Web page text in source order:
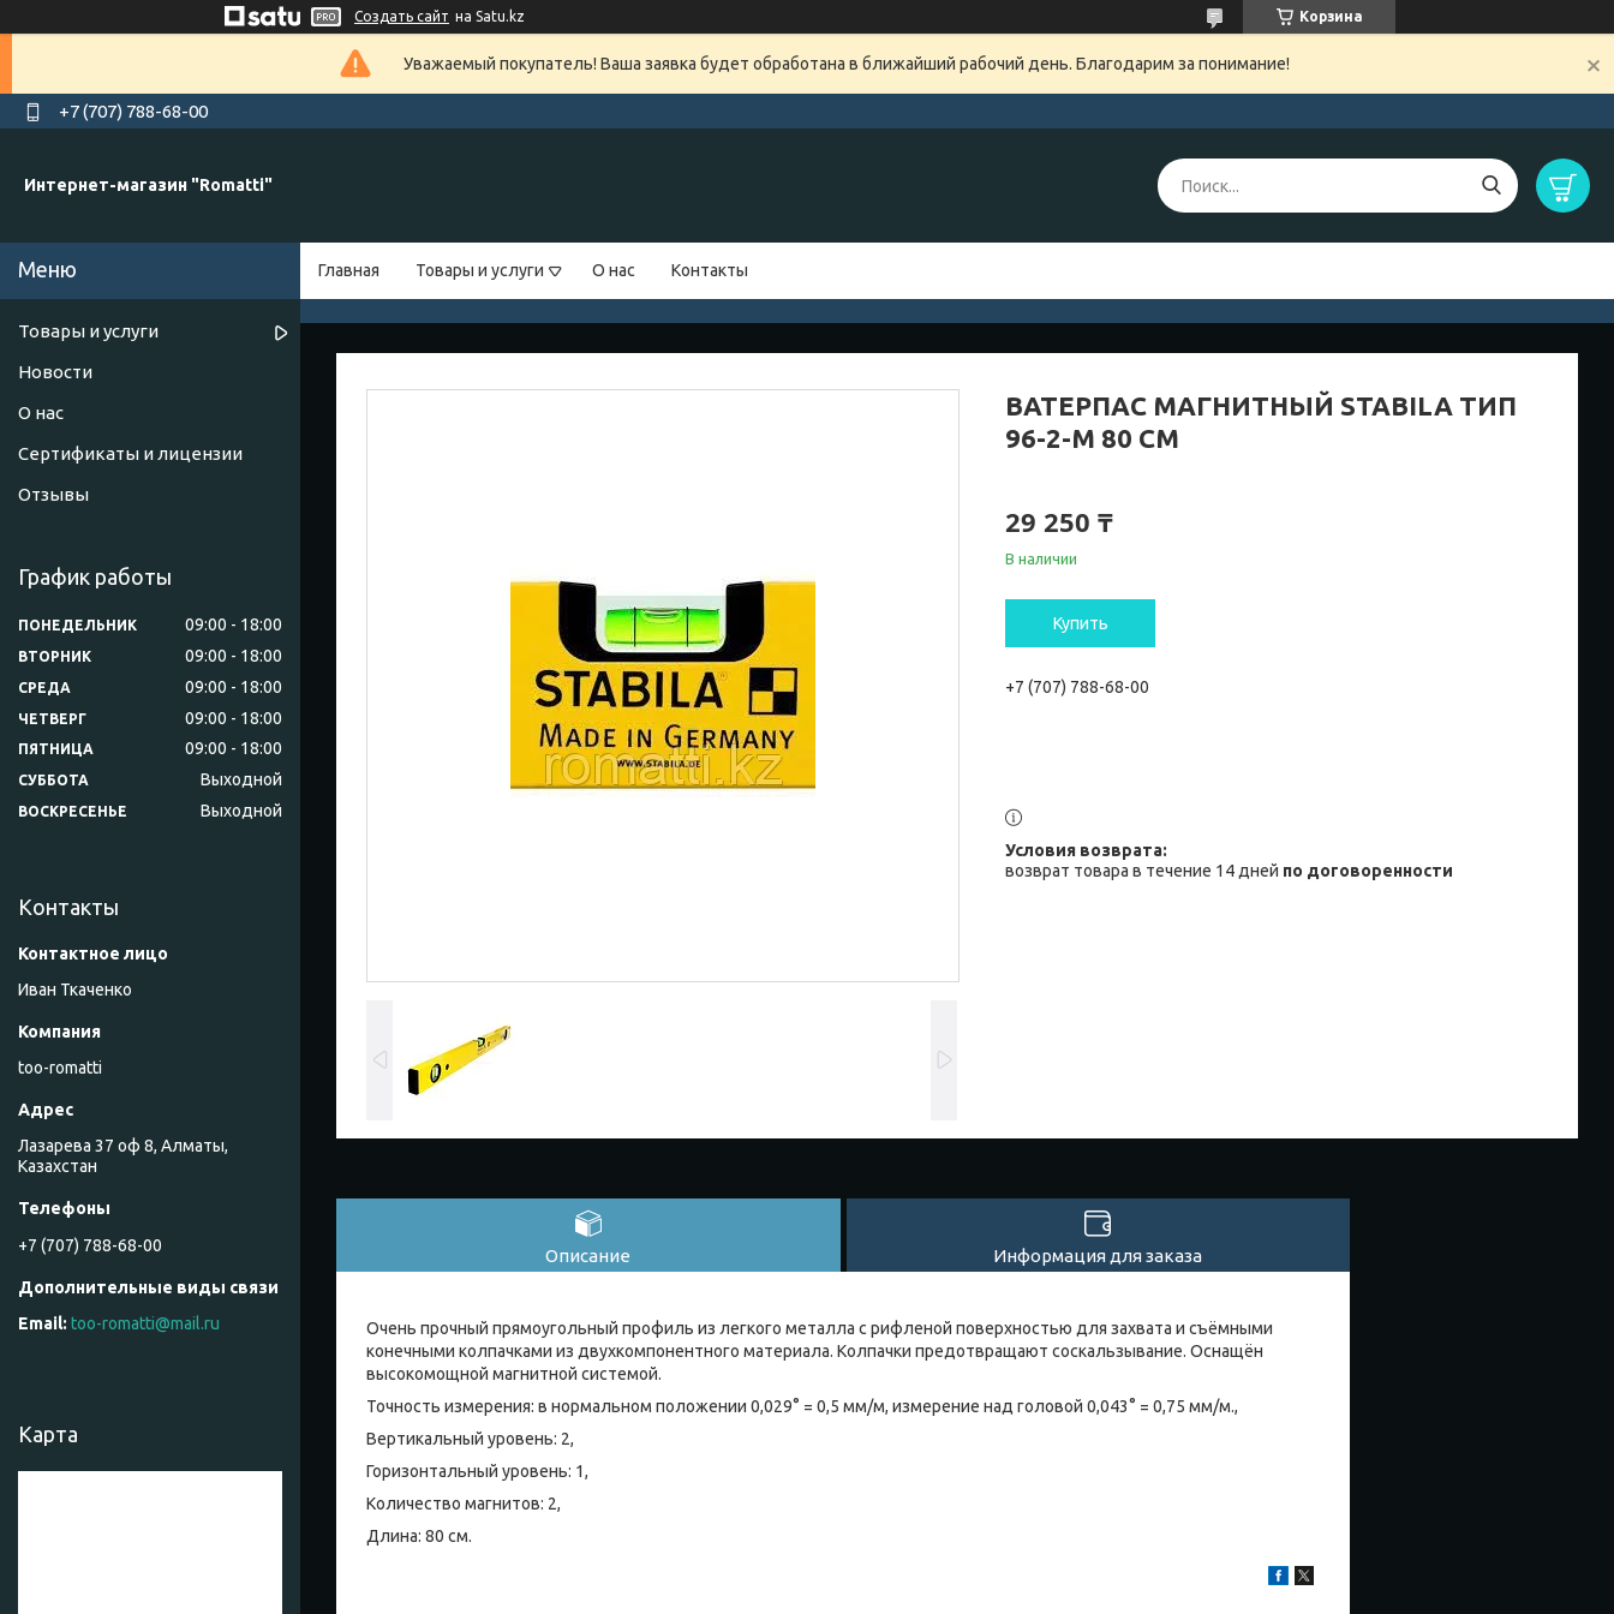
Создать сайт на Satu.kz Корзина
Уважаемый покупатель! Ваша заявка будет обработана в ближайший рабочий день. Благодарим за понимание!
+7 (707) 788-68-00
Интернет-магазин "Romatti"
Главная Товары и услуги О нас Контакты
ВАТЕРПАС МАГНИТНЫЙ STABILA ТИП
96-2-M 80 СМ
29 250 ₸
В наличии
Купить
+7 (707) 788-68-00
возврат товара в течение 14 дней по договоренности
Описание Информация для заказа
Очень прочный прямоугольный профиль из легкого металла с рифленой поверхностью для захвата и съёмными
конечными колпачками из двухкомпонентного материала. Колпачки предотвращают соскальзывание. Оснащён
высокомощной магнитной системой.
Точность измерения: в нормальном положении 0,029° = 0,5 мм/м, измерение над головой 0,043° = 0,75 мм/м.,
Вертикальный уровень: 2,
Горизонтальный уровень: 1,
Количество магнитов: 2,
Длина: 80 см.
Товары и услуги
Новости
О нас
Сертификаты и лицензии
Отзывы
График работы
ПОНЕДЕЛЬНИК 09:00 18:00
ВТОРНИК 09:00 18:00
СРЕДА 09:00 18:00
ЧЕТВЕРГ 09:00 18:00
ПЯТНИЦА 09:00 18:00
СУББОТА Выходной
ВОСКРЕСЕНЬЕ Выходной
Контакты
Иван Ткаченко
too-romatti
Лазарева 37 оф 8, Алматы,
Казахстан
+7 (707) 788-68-00
too-romatti@mail.ru
Карта